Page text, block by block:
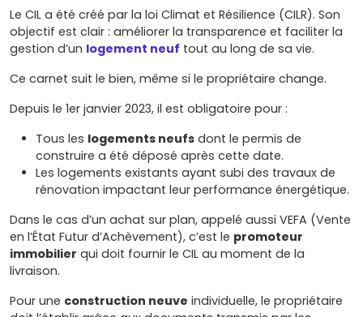
Le CIL a été créé par la loi Climat et Résilience (CILR). Son
objectif est clair : améliorer la transparence et faciliter la
gestion d’un logement neuf tout au long de sa vie.
Ce carnet suit le bien, même si le propriétaire change.
Depuis le 1er janvier 2023, il est obligatoire pour :
Tous les logements neufs dont le permis de
construire a été déposé après cette date.
Les logements existants ayant subi des travaux de
rénovation impactant leur performance énergétique.
Dans le cas d’un achat sur plan, appelé aussi VEFA (Vente
en l’État Futur d’Achèvement), c’est le promoteur
immobilier qui doit fournir le CIL au moment de la
livraison.
Pour une construction neuve individuelle, le propriétaire